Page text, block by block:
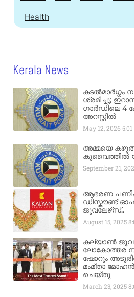
Health
Kerala News
ശ്രമിച്ചു;
ഗാർഡിലെ 4
അറസ്റ്റിൽ
May 12, 2026
അമ്മയെ
കുവൈത്തിൽ
September 21,
ആഭരണ
ഡിസ്കൗണ്ട്
ജൂവലേഴ്‌സ്..
August 15, 2025
കല്യാൺ
ലോകോത്തര
ഷോറൂം
മംമ്താ
ചെയ്‌തു
March 23, 2025